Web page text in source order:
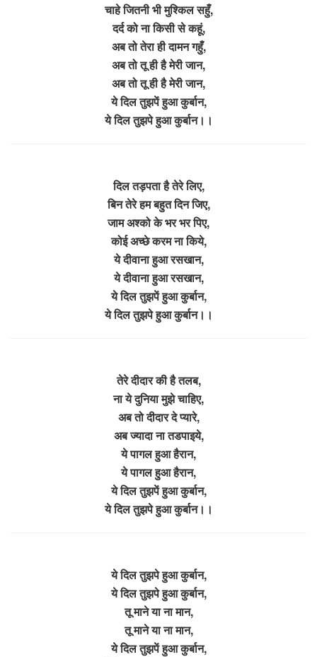
चाहे जितनी भी मुश्किल सहुँ,
दर्द को ना किसी से कहूं,
अब तो तेरा ही दामन गहुँ,
अब तो तू ही है मेरी जान,
अब तो तू ही है मेरी जान,
ये दिल तुझपें हुआ कुर्बान,
ये दिल तुझपे हुआ कुर्बान।।
दिल तड़पता है तेरे लिए,
बिन तेरे हम बहुत दिन जिए,
जाम अश्को के भर भर पिए,
कोई अच्छे करम ना किये,
ये दीवाना हुआ रसखान,
ये दीवाना हुआ रसखान,
ये दिल तुझपें हुआ कुर्बान,
ये दिल तुझपे हुआ कुर्बान।।
तेरे दीदार की है तलब,
ना ये दुनिया मुझे चाहिए,
अब तो दीदार दे प्यारे,
अब ज्यादा ना तडपाइये,
ये पागल हुआ हैरान,
ये पागल हुआ हैरान,
ये दिल तुझपें हुआ कुर्बान,
ये दिल तुझपे हुआ कुर्बान।।
ये दिल तुझपे हुआ कुर्बान,
ये दिल तुझपे हुआ कुर्बान,
तू माने या ना मान,
तू माने या ना मान,
ये दिल तुझपें हुआ कुर्बान,